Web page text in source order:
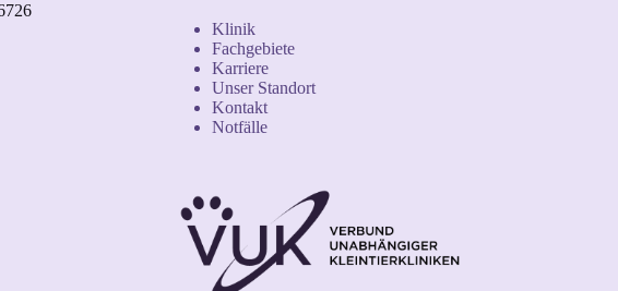
Klinik
Fachgebiete
Karriere
Unser Standort
Kontakt
Notfälle